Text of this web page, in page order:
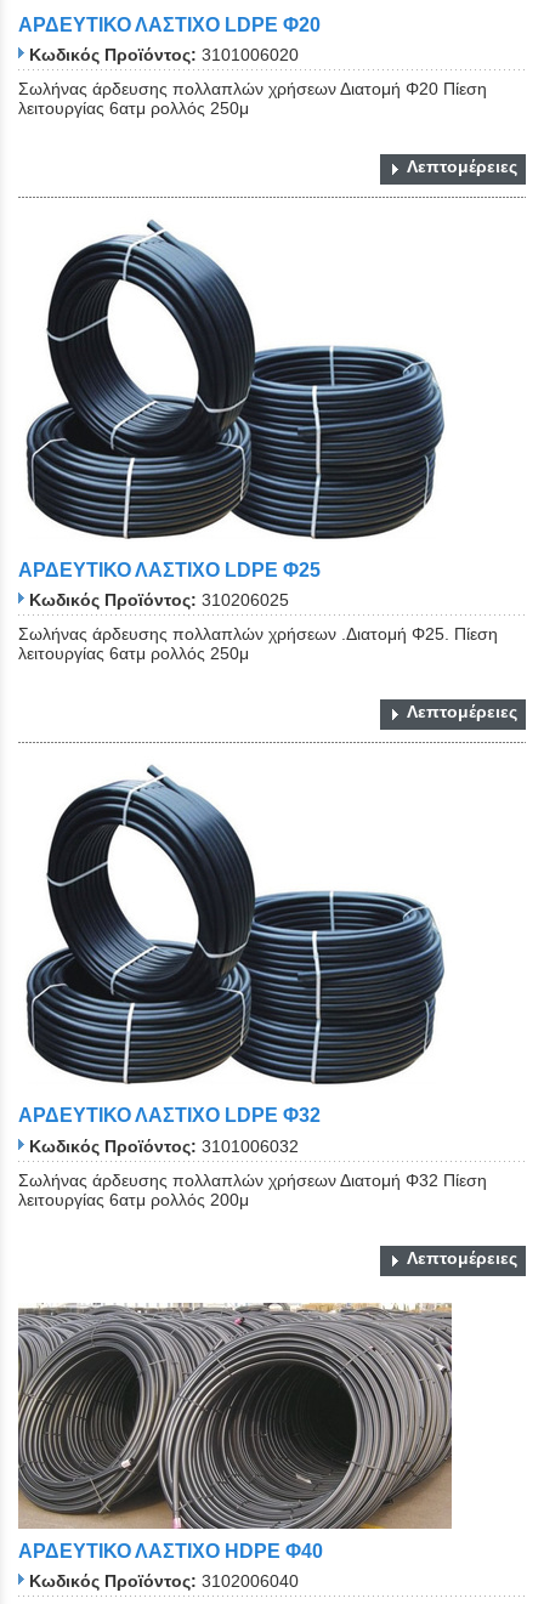
ΑΡΔΕΥΤΙΚΟ ΛΑΣΤΙΧΟ LDPE Φ20
Κωδικός Προϊόντος: 3101006020
Σωλήνας άρδευσης πολλαπλών χρήσεων Διατομή Φ20 Πίεση
λειτουργίας 6ατμ ρολλός 250μ
Λεπτομέρειες
ΑΡΔΕΥΤΙΚΟ ΛΑΣΤΙΧΟ LDPE Φ25
Κωδικός Προϊόντος: 310206025
Σωλήνας άρδευσης πολλαπλών χρήσεων .Διατομή Φ25. Πίεση
λειτουργίας 6ατμ ρολλός 250μ
Λεπτομέρειες
ΑΡΔΕΥΤΙΚΟ ΛΑΣΤΙΧΟ LDPE Φ32
Κωδικός Προϊόντος: 3101006032
Σωλήνας άρδευσης πολλαπλών χρήσεων Διατομή Φ32 Πίεση
λειτουργίας 6ατμ ρολλός 200μ
Λεπτομέρειες
ΑΡΔΕΥΤΙΚΟ ΛΑΣΤΙΧΟ ΗDPE Φ40
Κωδικός Προϊόντος: 3102006040